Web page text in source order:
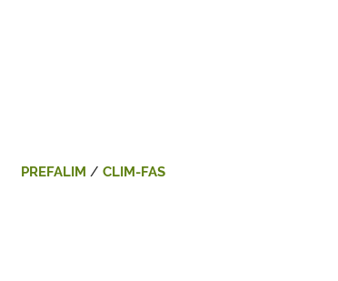
PREFALIM / CLIM-FAS